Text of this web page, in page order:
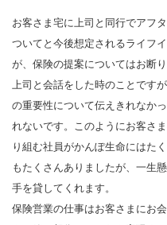
お客さま宅に上司と同行でアフ
ついてと今後想定されるライフ
が、保険の提案についてはお断
上司と会話をした時のことです
の重要性について伝えきれなか
れないです。このようにお客さ
り組む社員がかんぽ生命にはた
もたくさんありましたが、一生
手を貸してくれます。
保険営業の仕事はお客さまにお